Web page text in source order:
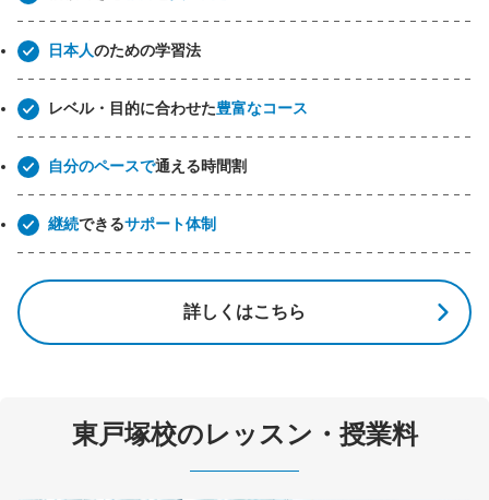
日本人のための学習法
レベル・目的に合わせた豊富なコース
自分のペースで通える時間割
継続できるサポート体制
詳しくはこちら
東戸塚校のレッスン・授業料